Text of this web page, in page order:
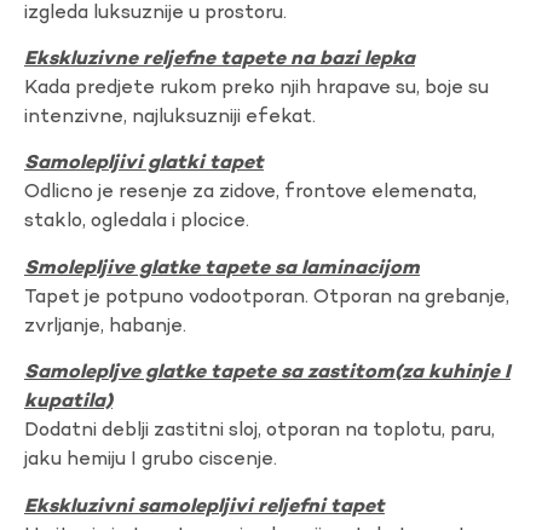
izgleda luksuznije u prostoru.
Ekskluzivne reljefne tapete na bazi lepka
Kada predjete rukom preko njih hrapave su, boje su
intenzivne, najluksuzniji efekat.
Samolepljivi glatki tapet
Odlicno je resenje za zidove, frontove elemenata,
staklo, ogledala i plocice.
Smolepljive glatke tapete sa laminacijom
Tapet je potpuno vodootporan. Otporan na grebanje,
zvrljanje, habanje.
Samolepljve glatke tapete sa zastitom(za kuhinje I
kupatila)
Dodatni deblji zastitni sloj, otporan na toplotu, paru,
jaku hemiju I grubo ciscenje.
Ekskluzivni samolepljivi reljefni tapet